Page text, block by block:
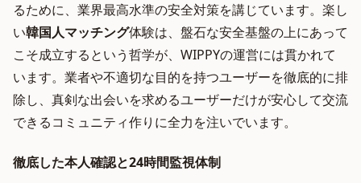
るために、業界最高水準の安全対策を講じています。楽し
い韓国人マッチング体験は、盤石な安全基盤の上にあって
こそ成立するという哲学が、WIPPYの運営には貫かれて
います。業者や不適切な目的を持つユーザーを徹底的に排
除し、真剣な出会いを求めるユーザーだけが安心して交流
できるコミュニティ作りに全力を注いでいます。
徹底した本人確認と24時間監視体制